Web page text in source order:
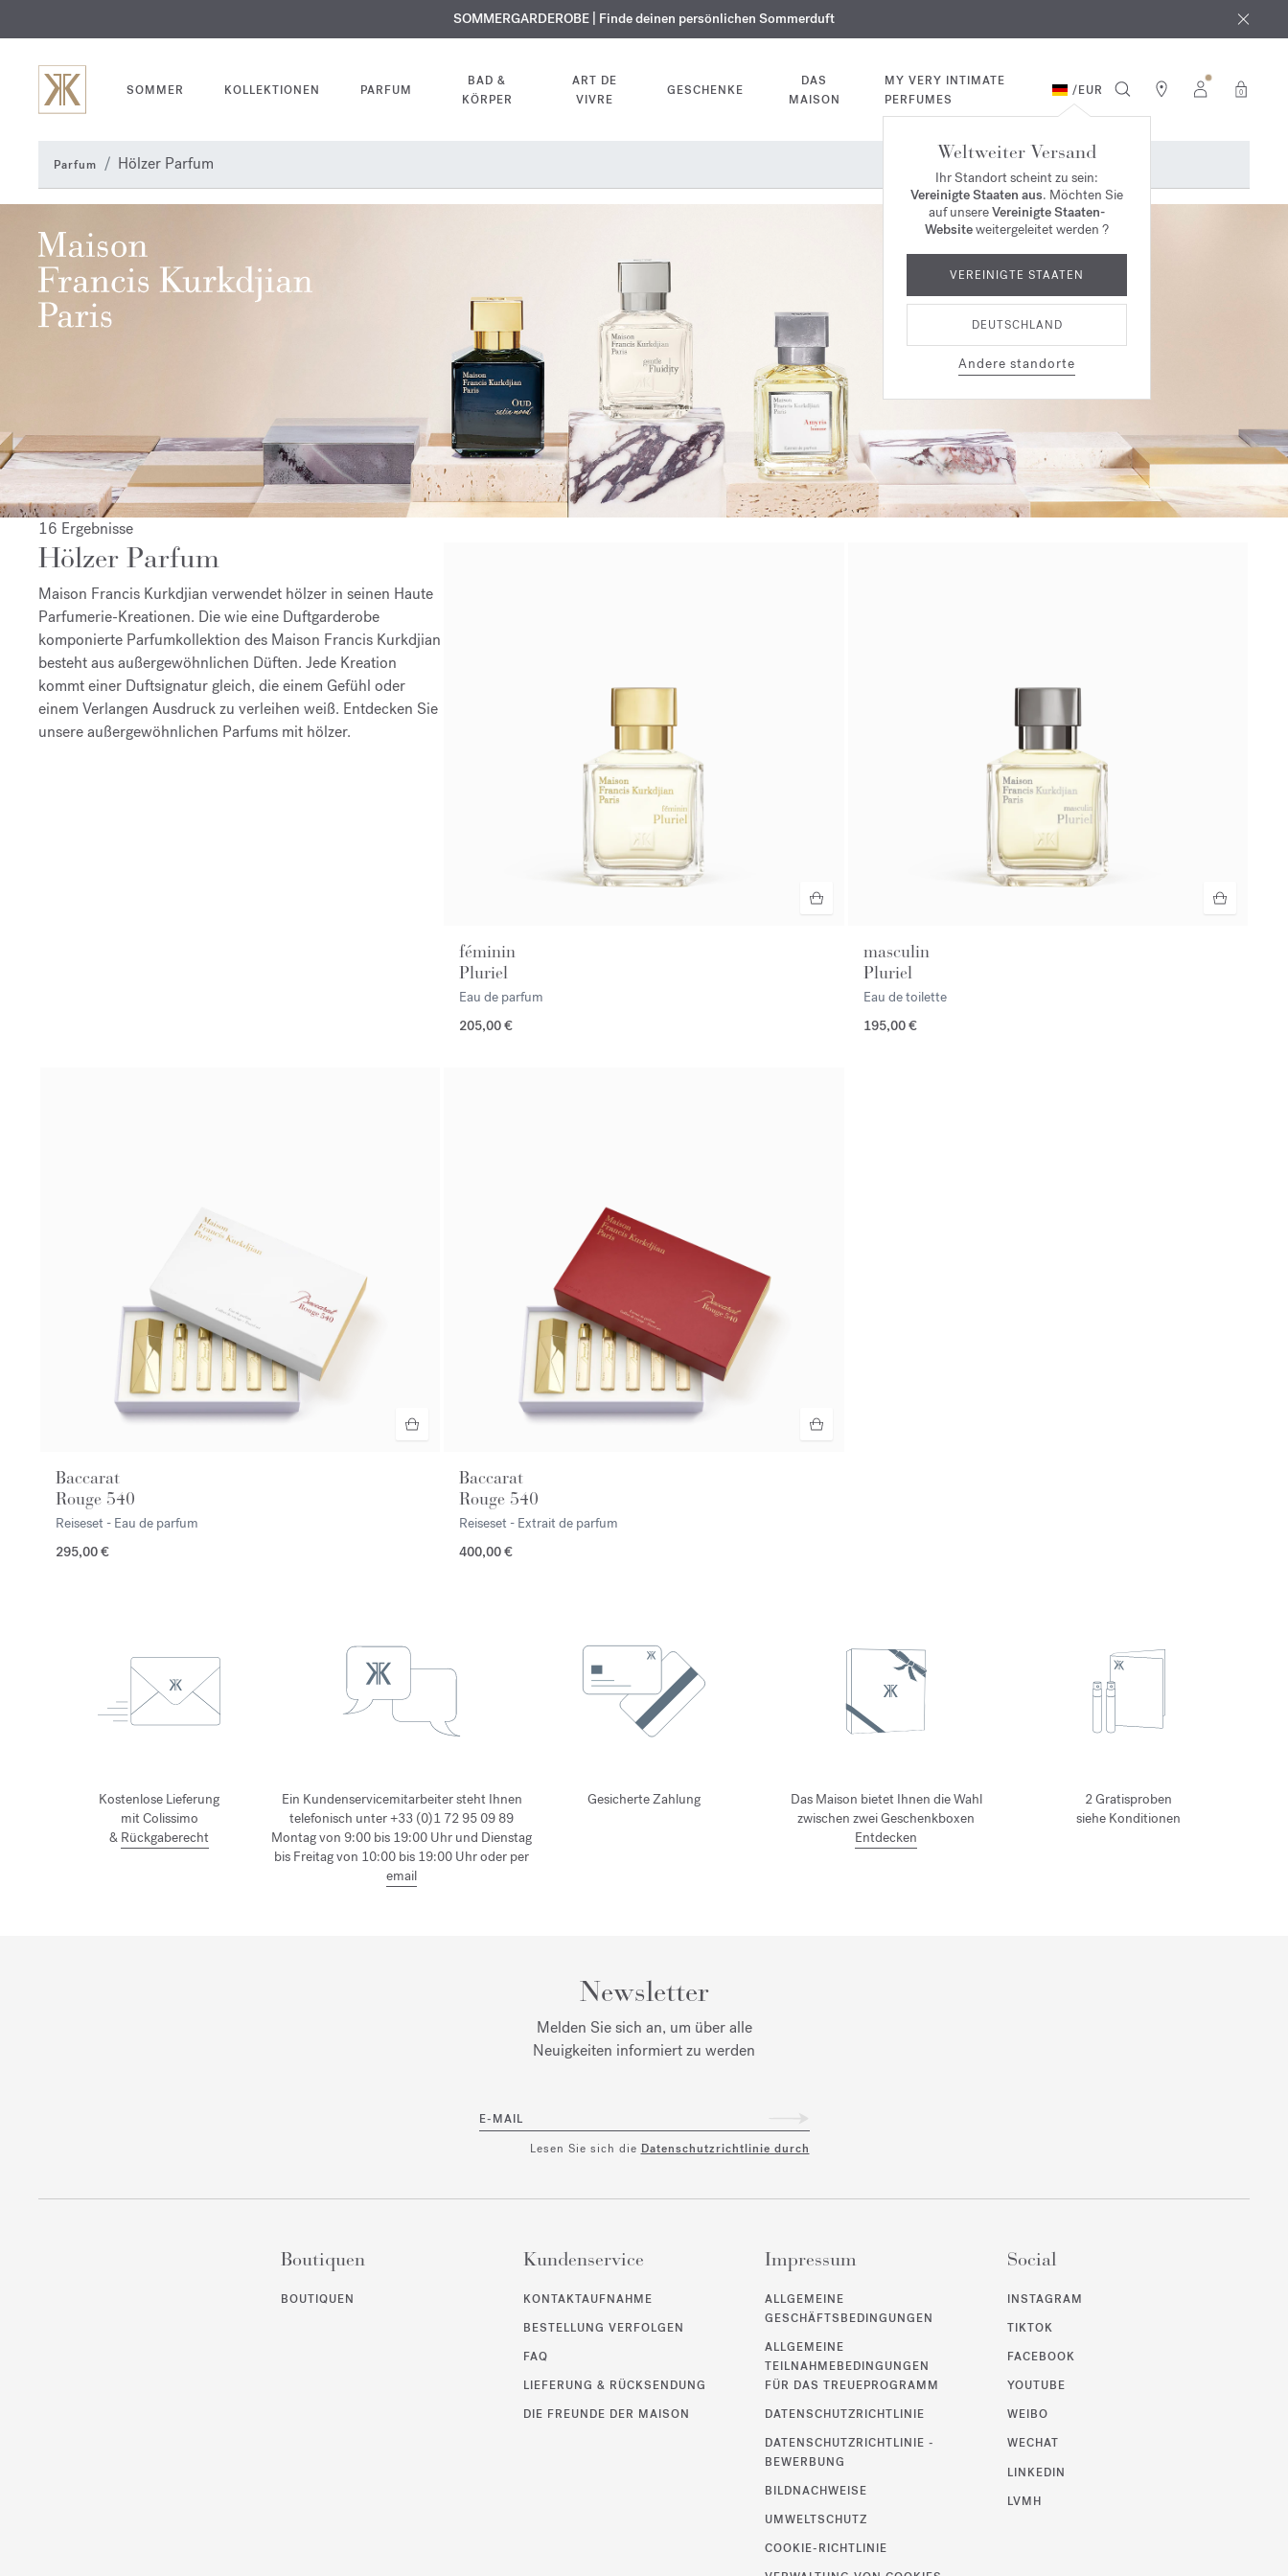
EXKLUSIV | Erhalten Sie OUDvelvet moodin Ihrer Bestellung*
KOSTENLOSE GRAVUR | Auf alle Düfte und Körperöle bis zum 9. August
SOMMERGARDEROBE | Finde deinen persönlichen Sommerduft
SOMMER KOLLEKTIONEN PARFUM
BAD &
KÖRPER
ART DE
VIVRE
GESCHENKE
DAS
MAISON
MY VERY INTIMATE
PERFUMES
/EUR 0
Weltweiter Versand
Ihr Standort scheint zu sein:
Vereinigte Staaten aus. Möchten Sie
auf unsereVereinigte Staaten-
Websiteweitergeleitet werden ?
VEREINIGTE STAATEN
DEUTSCHLAND
Andere standorte
Parfum Hölzer Parfum
16 Ergebnisse
Hölzer Parfum
Maison Francis Kurkdjian verwendet hölzer in seinen Haute
Parfumerie-Kreationen. Die wie eine Duftgarderobe
komponierte Parfumkollektion des Maison Francis Kurkdjian
besteht aus außergewöhnlichen Düften. Jede Kreation
kommt einer Duftsignatur gleich, die einem Gefühl oder
einem Verlangen Ausdruck zu verleihen weiß. Entdecken Sie
unsere außergewöhnlichen Parfums mit hölzer.
féminin
Pluriel
Eau de parfum
205,00 €
masculin
Pluriel
Eau de toilette
195,00 €
Baccarat
Rouge 540
Reiseset - Eau de parfum
295,00 €
Baccarat
Rouge 540
Reiseset - Extrait de parfum
400,00 €
Kostenlose Lieferung
mit Colissimo
& Rückgaberecht
Ein Kundenservicemitarbeiter steht Ihnen
telefonisch unter +33 (0)1 72 95 09 89
Montag von 9:00 bis 19:00 Uhr und Dienstag
bis Freitag von 10:00 bis 19:00 Uhr oder per
email
Gesicherte Zahlung
Das Maison bietet Ihnen die Wahl
zwischen zwei Geschenkboxen
Entdecken
2 Gratisproben
siehe Konditionen
Newsletter
Melden Sie sich an, um über alle
Neuigkeiten informiert zu werden
E-MAIL
Lesen Sie sich die Datenschutzrichtlinie durch
Boutiquen
BOUTIQUEN
Kundenservice
KONTAKTAUFNAHME
BESTELLUNG VERFOLGEN
FAQ
LIEFERUNG & RÜCKSENDUNG
DIE FREUNDE DER MAISON
Impressum
ALLGEMEINE
GESCHÄFTSBEDINGUNGEN
ALLGEMEINE
TEILNAHMEBEDINGUNGEN
FÜR DAS TREUEPROGRAMM
DATENSCHUTZRICHTLINIE
DATENSCHUTZRICHTLINIE -
BEWERBUNG
BILDNACHWEISE
UMWELTSCHUTZ
COOKIE-RICHTLINIE
Social
INSTAGRAM
TIKTOK
FACEBOOK
YOUTUBE
WEIBO
WECHAT
LINKEDIN
LVMH